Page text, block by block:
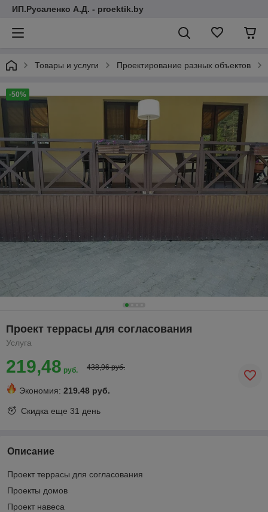
ИП.Русаленко А.Д. - proektik.by
Товары и услуги Проектирование разных объектов
-50%
Проект террасы для согласования
Услуга
219,48 руб. 438,96 руб.
Экономия: 219.48 руб.
Скидка еще 31 день
Описание
Проект террасы для согласования
Проекты домов
Проект навеса